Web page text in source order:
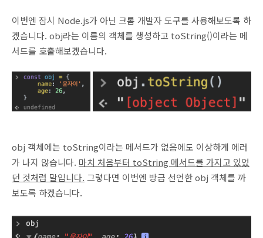
이번엔 잠시 Node.js가 아닌 크롬 개발자 도구를 사용해보도록 하
겠습니다. obj라는 이름의 객체를 생성하고 toString()이라는 메
서드를 호출해보겠습니다.
obj 객체에는 toString이라는 메서드가 없음에도 이상하게 에러
가 나지 않습니다. 마치 처음부터 toString 메서드를 가지고 있었
던 것처럼 말입니다. 그렇다면 이번엔 방금 선언한 obj 객체를 까
보도록 하겠습니다.